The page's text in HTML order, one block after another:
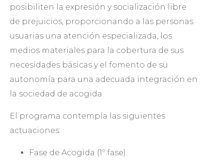
posibiliten la expresión y socialización libre
de prejuicios, proporcionando a las personas
usuarias una atención especializada, los
medios materiales para la cobertura de sus
necesidades básicas y el fomento de su
autonomía para una adecuada integración en
la sociedad de acogida.
El programa contempla las siguientes
actuaciones:
Fase de Acogida (1º fase).